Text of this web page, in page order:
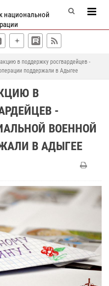
национальной
в поддержку росгвардейцев -
поддержали в Адыгее
В
-
ВОЕННОЙ
В АДЫГЕЕ